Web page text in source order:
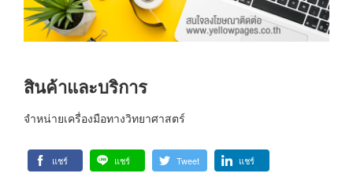
สินค้าและบริการ
จำหน่ายเครื่องมือทางวิทยาศาสตร์
แชร์ แชร์ Tweet แชร์